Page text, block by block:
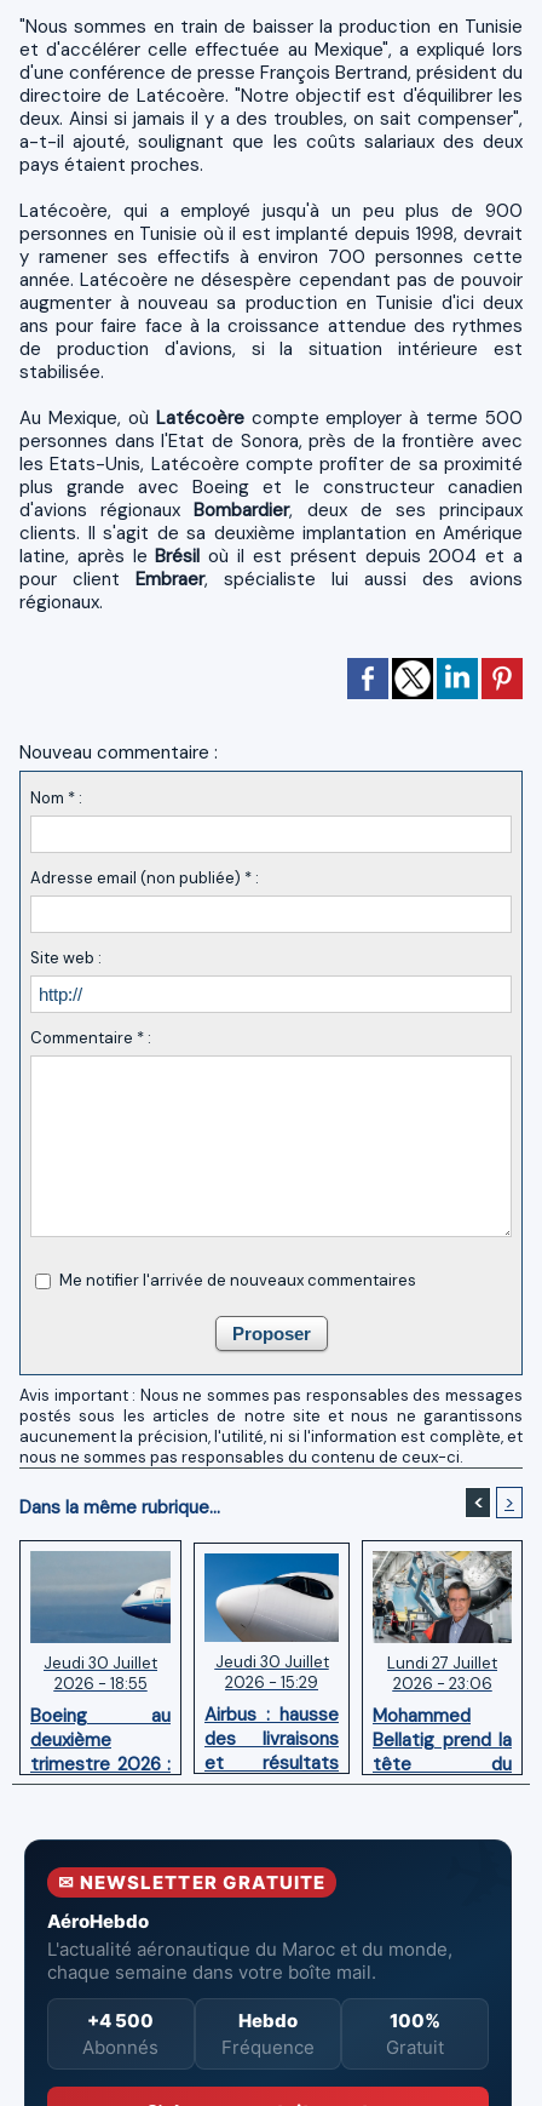
"Nous sommes en train de baisser la production en Tunisie
et d'accélérer celle effectuée au Mexique", a expliqué lors
d'une conférence de presse François Bertrand, président du
directoire de Latécoère. "Notre objectif est d'équilibrer les
deux. Ainsi si jamais il y a des troubles, on sait compenser",
a-t-il ajouté, soulignant que les coûts salariaux des deux
pays étaient proches.
Latécoère, qui a employé jusqu'à un peu plus de 900
personnes en Tunisie où il est implanté depuis 1998, devrait
y ramener ses effectifs à environ 700 personnes cette
année. Latécoère ne désespère cependant pas de pouvoir
augmenter à nouveau sa production en Tunisie d'ici deux
ans pour faire face à la croissance attendue des rythmes
de production d'avions, si la situation intérieure est
stabilisée.
Au Mexique, où Latécoère compte employer à terme 500
personnes dans l'Etat de Sonora, près de la frontière avec
les Etats-Unis, Latécoère compte profiter de sa proximité
plus grande avec Boeing et le constructeur canadien
d'avions régionauxBombardier, deux de ses principaux
clients. Il s'agit de sa deuxième implantation en Amérique
latine, après leBrésiloù il est présent depuis 2004 et a
pour client Embraer, spécialiste lui aussi des avions
régionaux.
Nouveau commentaire :
Nom * :
Adresse email (non publiée) * :
Site web :
Commentaire * :
Me notifier l'arrivée de nouveaux commentaires
Avis important : Nous ne sommes pas responsables des messages
postés sous les articles de notre site et nous ne garantissons
aucunement la précision, l'utilité, ni si l'information est complète, et
nous ne sommes pas responsables du contenu de ceux-ci.
Dans la même rubrique... < >
Jeudi 30 Juillet
2026 - 18:55
Boeing au
deuxième
trimestre 2026 :
Chiffre d'affaires
pertes nettes
réduites
Jeudi 30 Juillet
2026 - 15:29
Airbus : hausse
des livraisons
et résultats
financiers
premier
Lundi 27 Juillet
2026 - 23:06
Mohammed
Bellatig prend la
tête du
Groupement
Marocaines
✉ NEWSLETTER GRATUITE
AéroHebdo
L'actualité aéronautique du Maroc et du monde,
chaque semaine dans votre boîte mail.
+4 500
Abonnés
Hebdo
Fréquence
100%
Gratuit